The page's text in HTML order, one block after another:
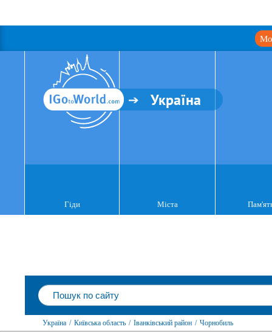
Україна
Гіди Міста
Україна / Київська область / Іванківський район / Чорнобиль
Слідкуйте за нами в соцмережах